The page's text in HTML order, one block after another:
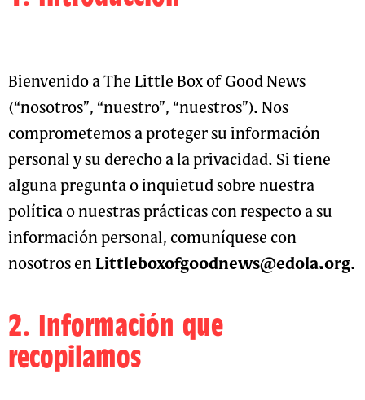
Apoyo a la parroquia
Carrito
Obtén tu Cajita
Bienvenido a The Little Box of Good News
(“nosotros”, “nuestro”, “nuestros”). Nos
comprometemos a proteger su información
personal y su derecho a la privacidad. Si tiene
alguna pregunta o inquietud sobre nuestra
política o nuestras prácticas con respecto a su
información personal, comuníquese con
nosotros en Littleboxofgoodnews@edola.org.
2. Información que
recopilamos